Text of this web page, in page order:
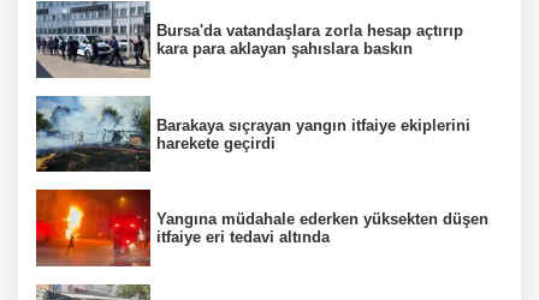
Bursa'da vatandaşlara zorla hesap açtırıp
kara para aklayan şahıslara baskın
Barakaya sıçrayan yangın itfaiye ekiplerini
harekete geçirdi
Yangına müdahale ederken yüksekten düşen
itfaiye eri tedavi altında